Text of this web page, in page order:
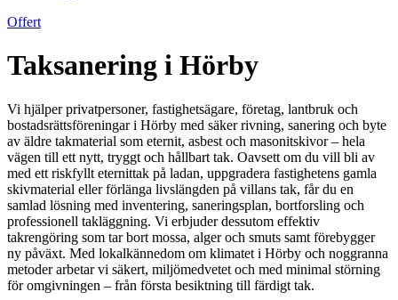
Offert
Taksanering i Hörby
Vi hjälper privatpersoner, fastighetsägare, företag, lantbruk och
bostadsrättsföreningar i Hörby med säker rivning, sanering och byte
av äldre takmaterial som eternit, asbest och masonitskivor – hela
vägen till ett nytt, tryggt och hållbart tak. Oavsett om du vill bli av
med ett riskfyllt eternittak på ladan, uppgradera fastighetens gamla
skivmaterial eller förlänga livslängden på villans tak, får du en
samlad lösning med inventering, saneringsplan, bortforsling och
professionell takläggning. Vi erbjuder dessutom effektiv
takrengöring som tar bort mossa, alger och smuts samt förebygger
ny påväxt. Med lokalkännedom om klimatet i Hörby och noggranna
metoder arbetar vi säkert, miljömedvetet och med minimal störning
för omgivningen – från första besiktning till färdigt tak.